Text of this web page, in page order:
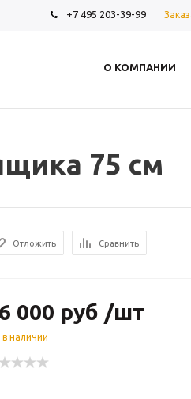
+7 495 203-39-99
О КОМПАНИИ
75 см
Отложить Сравнить
000 руб /шт
в наличии